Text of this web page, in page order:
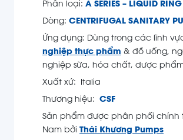
Phân loại: A SERIES – LIQUID RING
Dòng: CENTRIFUGAL SANITARY
Ứng dụng: Dùng trong các lĩnh
nghiệp thực phẩm & đồ uống,
nghiệp sữa, hóa chất, dược
Xuất xứ: Italia
Thương hiệu: CSF
Sản phẩm được phân phối chính
Nam bởi Thái Khương Pumps